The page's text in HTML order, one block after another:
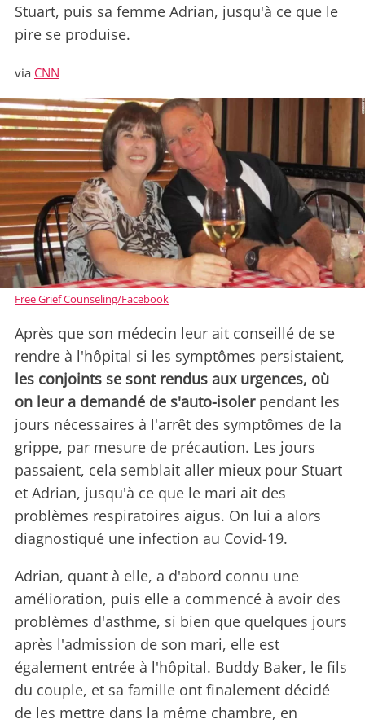
Stuart, puis sa femme Adrian, jusqu'à ce que le
pire se produise.
via CNN
Free Grief Counseling/Facebook
Après que son médecin leur ait conseillé de se
rendre à l'hôpital si les symptômes persistaient,
les conjoints se sont rendus aux urgences, où
on leur a demandé de s'auto-isolerpendant les
jours nécessaires à l'arrêt des symptômes de la
grippe, par mesure de précaution. Les jours
passaient, cela semblait aller mieux pour Stuart
et Adrian, jusqu'à ce que le mari ait des
problèmes respiratoires aigus. On lui a alors
diagnostiqué une infection au Covid-19.
Adrian, quant à elle, a d'abord connu une
amélioration, puis elle a commencé à avoir des
problèmes d'asthme, si bien que quelques jours
après l'admission de son mari, elle est
également entrée à l'hôpital. Buddy Baker, le fils
du couple, et sa famille ont finalement décidé
de les mettre dans la même chambre, en